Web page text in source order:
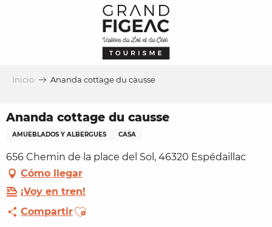
Inicio Ananda cottage du causse
Ananda cottage du causse
AMUEBLADOS Y ALBERGUES CASA
656 Chemin de la place del Sol, 46320 Espédaillac
Cómo llegar
¡Voy en tren!
CompartirAjouter aux favoris